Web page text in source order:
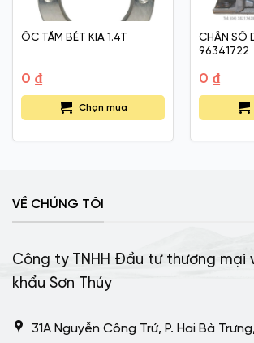
ỐC TĂM BÉT KIA 1.4T
0 ₫
Chọn mua
CHÂN SỐ
96341722
0 ₫
VỀ CHÚNG TÔI
Công ty TNHH Đầu tư thương mại
khẩu Sơn Thúy
31A Nguyễn Công Trứ, P. Hai Bà